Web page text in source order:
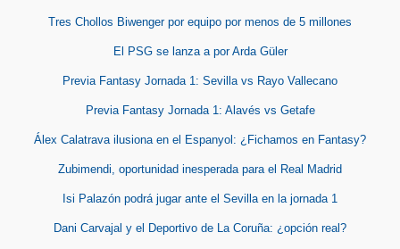
Tres Chollos Biwenger por equipo por menos de 5 millones
El PSG se lanza a por Arda Güler
Previa Fantasy Jornada 1: Sevilla vs Rayo Vallecano
Previa Fantasy Jornada 1: Alavés vs Getafe
Álex Calatrava ilusiona en el Espanyol: ¿Fichamos en Fantasy?
Zubimendi, oportunidad inesperada para el Real Madrid
Isi Palazón podrá jugar ante el Sevilla en la jornada 1
Dani Carvajal y el Deportivo de La Coruña: ¿opción real?